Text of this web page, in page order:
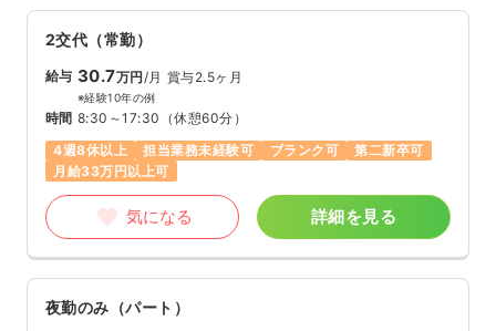
2交代（常勤）
給与 30.7万円/月 賞与2.5ヶ月
※経験10年の例
時間 8:30～17:30 （休憩60分）
4週8休以上
担当業務未経験可 ブランク可
第二新卒可
月給33万円以上可
気になる 詳細を見る
夜勤のみ（パート）